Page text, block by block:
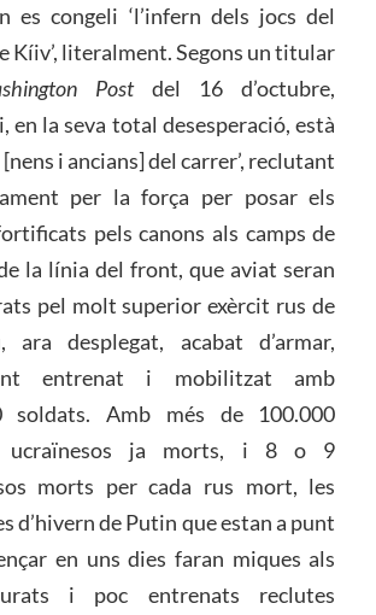
es congeli ‘l’infern dels jocs del
Kíiv’, literalment. Segons un titular
Postdel 16 d’octubre,
en la seva total desesperació, està
[nens i ancians] del carrer’, reclutant
per la força per posar els
pels canons als camps de
la línia del front, que aviat seran
pel molt superior exèrcit rus de
ara desplegat, acabat d’armar,
entrenat i mobilitzat amb
soldats. Amb més de 100.000
ucraïnesos ja morts, i 8 o 9
morts per cada rus mort, les
d’hivern de Putin que estan a punt
en uns dies faran miques als
i poc entrenats reclutes